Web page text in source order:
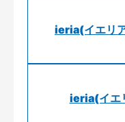
ieria(イエリ
ieria(イエ